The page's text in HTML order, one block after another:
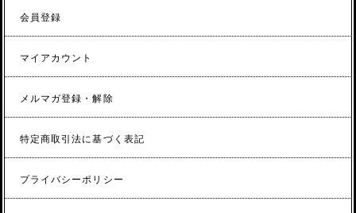
会員登録
マイアカウント
メルマガ登録・解除
特定商取引法に基づく表記
プライバシーポリシー